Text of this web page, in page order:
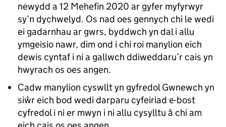
newydd a 12 Mehefin 2020 ar gyfer myfyrwyr
sy’n dychwelyd. Os nad oes gennych chi le wedi
ei gadarnhau ar gwrs, byddwch yn dal i allu
ymgeisio nawr, dim ond i chi roi manylion eich
dewis cyntaf i ni a gallwch ddiweddaru’r cais yn
hwyrach os oes angen.
Cadw manylion cyswllt yn gyfredol Gwnewch yn
siŵr eich bod wedi darparu cyfeiriad e-bost
cyfredol i ni er mwyn i ni allu cysylltu â chi am